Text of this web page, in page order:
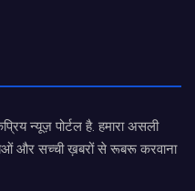
न्यूज़ पोर्टल है. हमारा असली
और सच्ची ख़बरों से रूबरू करवाना